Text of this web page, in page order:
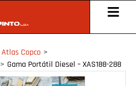
Atlas Copco >
> Gama Portátil Diesel – XAS188-288